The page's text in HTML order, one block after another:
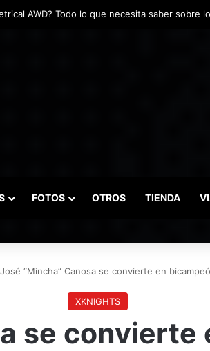
el inicio del Campeonato de Invierno de
FOTOS OTROS TIENDA
José “Mincha” Canosa se convierte en
XKNIGHTS
se